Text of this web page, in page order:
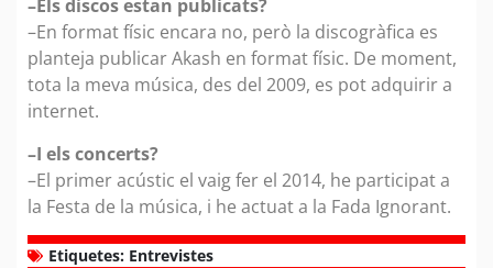
–Els discos estan publicats?
–En format físic encara no, però la discogràfica es
planteja publicar Akash en format físic. De moment,
tota la meva música, des del 2009, es pot adquirir a
internet.
–I els concerts?
–El primer acústic el vaig fer el 2014, he participat a
la Festa de la música, i he actuat a la Fada Ignorant.
Etiquetes: Entrevistes